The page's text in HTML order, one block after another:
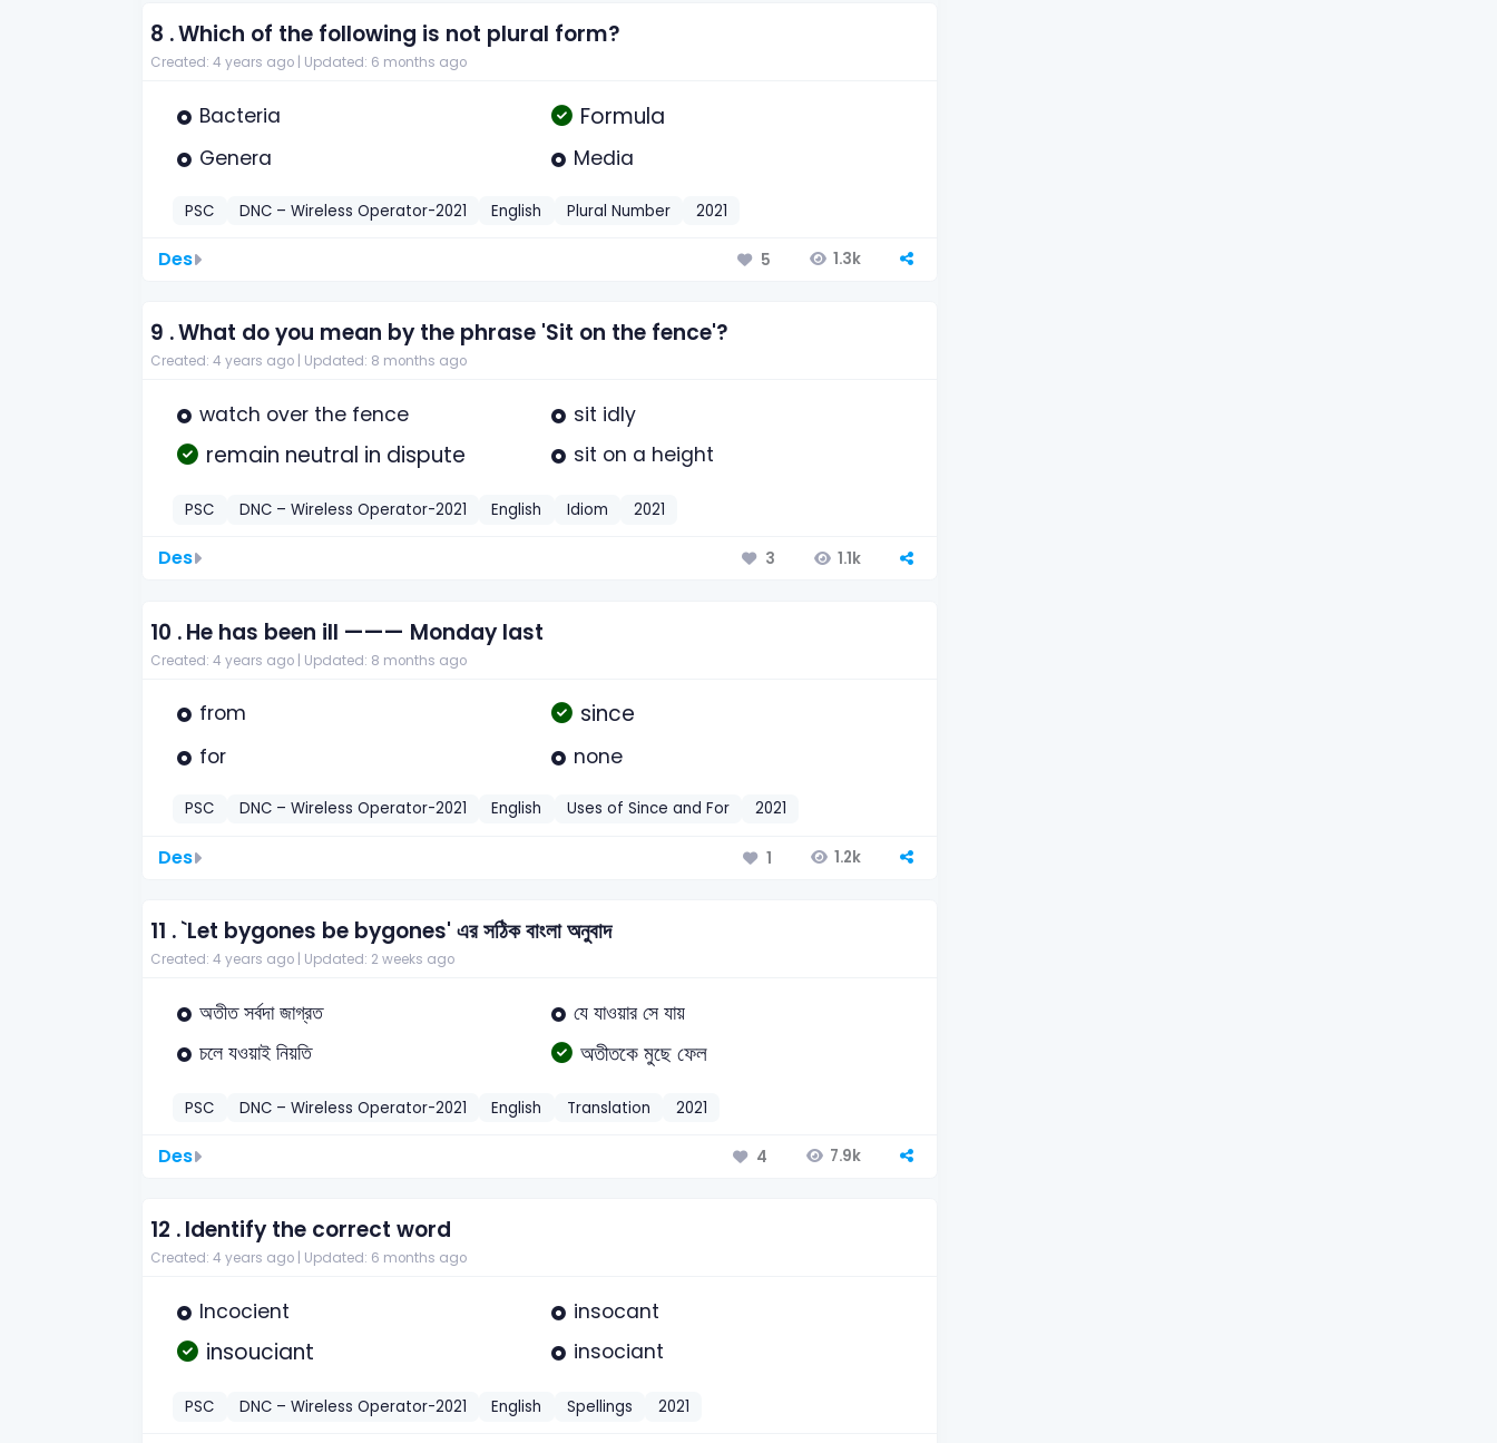
8 .Which of the following is not plural form?
Created: 4 years ago | Updated: 6 months ago
Bacteria Formula
Genera Media
PSC DNC – Wireless Operator-2021 English Plural Number 2021
Des 5 1.3k
9 .What do you mean by the phrase 'Sit on the fence'?
Created: 4 years ago | Updated: 8 months ago
watch over the fence sit idly
remain neutral in dispute sit on a height
PSC DNC – Wireless Operator-2021 English Idiom 2021
Des 3 1.1k
10 .He has been ill ——— Monday last
Created: 4 years ago | Updated: 8 months ago
from since
for none
PSC DNC – Wireless Operator-2021 English Uses of Since and For 2021
Des 1 1.2k
11 .`Let bygones be bygones' এর সঠিক বাংলা অনুবাদ
Created: 4 years ago | Updated: 2 weeks ago
অতীত সর্বদা জাগ্রত
যে যাওয়ার সে যায়
চলে যওয়াই নিয়তি
অতীতকে মুছে ফেল
PSC DNC – Wireless Operator-2021 English Translation 2021
Des 4 7.9k
12 .Identify the correct word
Created: 4 years ago | Updated: 6 months ago
Incocient insocant
insouciant insociant
PSC DNC – Wireless Operator-2021 English Spellings 2021